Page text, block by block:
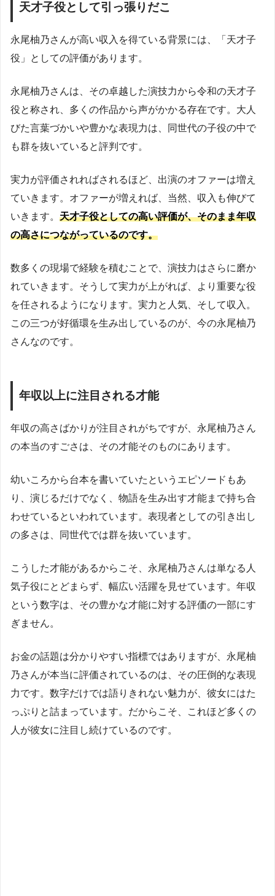
天才子役として引っ張りだこ
永尾柚乃さんが高い収入を得ている背景には、「天才子
役」としての評価があります。
永尾柚乃さんは、その卓越した演技力から令和の天才子
役と称され、多くの作品から声がかかる存在です。大人
びた言葉づかいや豊かな表現力は、同世代の子役の中で
も群を抜いていると評判です。
実力が評価されればされるほど、出演のオファーは増え
ていきます。オファーが増えれば、当然、収入も伸びて
いきます。 天才子役としての高い評価が、そのまま年収
の高さにつながっているのです。
数多くの現場で経験を積むことで、演技力はさらに磨か
れていきます。そうして実力が上がれば、より重要な役
を任されるようになります。実力と人気、そして収入。
この三つが好循環を生み出しているのが、今の永尾柚乃
さんなのです。
年収以上に注目される才能
年収の高さばかりが注目されがちですが、永尾柚乃さん
の本当のすごさは、その才能そのものにあります。
幼いころから台本を書いていたというエピソードもあ
り、演じるだけでなく、物語を生み出す才能まで持ち合
わせているといわれています。表現者としての引き出し
の多さは、同世代では群を抜いています。
こうした才能があるからこそ、永尾柚乃さんは単なる人
気子役にとどまらず、幅広い活躍を見せています。年収
という数字は、その豊かな才能に対する評価の一部にす
ぎません。
お金の話題は分かりやすい指標ではありますが、永尾柚
乃さんが本当に評価されているのは、その圧倒的な表現
力です。数字だけでは語りきれない魅力が、彼女にはた
っぷりと詰まっています。だからこそ、これほど多くの
人が彼女に注目し続けているのです。